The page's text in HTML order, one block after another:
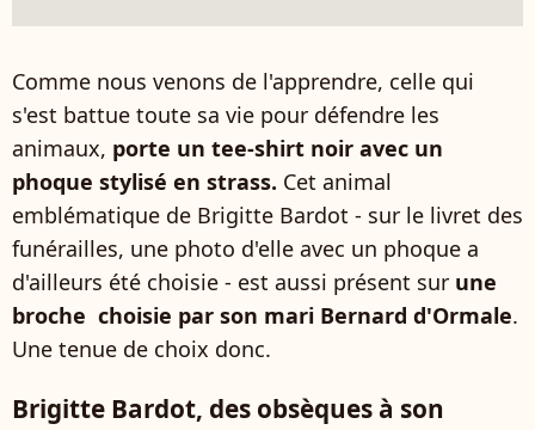
Comme nous venons de l'apprendre, celle qui
s'est battue toute sa vie pour défendre les
animaux, porte un tee-shirt noir avec un
phoque stylisé en strass. Cet animal
emblématique de Brigitte Bardot - sur le livret des
funérailles, une photo d'elle avec un phoque a
d'ailleurs été choisie - est aussi présent sur une
broche choisie par son mari Bernard d'Ormale.
Une tenue de choix donc.
Brigitte Bardot, des obsèques à son